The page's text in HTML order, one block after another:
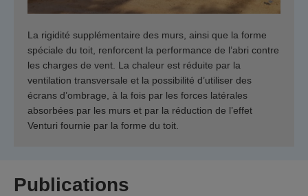
La rigidité supplémentaire des murs, ainsi que la forme
spéciale du toit, renforcent la performance de l’abri contre
les charges de vent. La chaleur est réduite par la
ventilation transversale et la possibilité d’utiliser des
écrans d’ombrage, à la fois par les forces latérales
absorbées par les murs et par la réduction de l’effet
Venturi fournie par la forme du toit.
Publications